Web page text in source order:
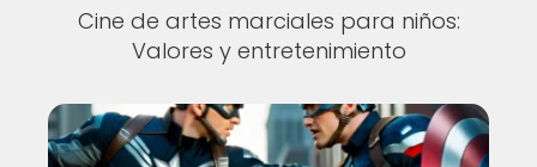
Cine de artes marciales para niños:
Valores y entretenimiento